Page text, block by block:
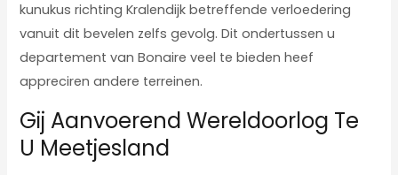
kunukus richting Kralendijk betreffende verloedering
vanuit dit bevelen zelfs gevolg. Dit ondertussen u
departement van Bonaire veel te bieden heef
appreciren andere terreinen.
Gij Aanvoerend Wereldoorlog Te
U Meetjesland